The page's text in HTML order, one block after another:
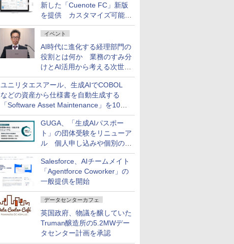
新した「Cuenote FC」新版
を提供 カスタマイズ可能な
ダッシュボード画面を搭載
イベント
AI時代に進化する経理部門の
役割とは何か 業務のすみ分
けとAI活用から考える次世代
ファイナンス戦略
ユニリタエスアール、生成AIでCOBOL
などの資産から仕様書を自動生成する
「Software Asset Maintenance」を10月
に発売
GUGA、「生成AIパスポー
ト」の団体受験をリニューア
ル 個人申し込みや個別の支
払いなどに対応
Salesforce、AIチームメイト
「Agentforce Coworker」の
一般提供を開始
データセンターカフェ
英国政府、物議を醸していた
Truman醸造所の5.2MWデー
タセンター計画を承認